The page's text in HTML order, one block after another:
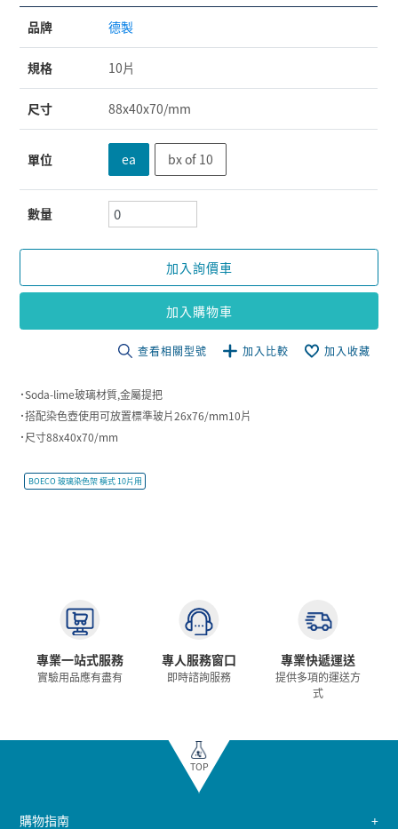
品牌 德製
規格 10片
尺寸 88x40x70/mm
單位 ea bx of 10
數量
加入詢價車
加入購物車
查看相關型號 加入比較 加入收藏
˙Soda-lime玻璃材質,金屬提把
˙搭配染色壺使用可放置標準玻片26x76/mm10片
˙尺寸88x40x70/mm
BOECO 玻璃染色架 橫式 10片用
專業一站式服務
實驗用品應有盡有
專人服務窗口
即時諮詢服務
專業快遞運送
提供多項的運送方
式
TOP
購物指南